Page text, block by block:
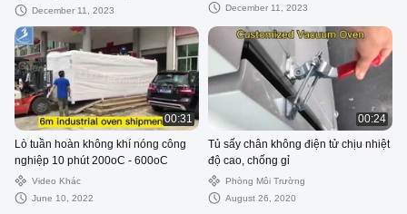
December 11, 2023
December 11, 2023
00:31
Lò tuần hoàn không khí nóng công
nghiệp 10 phút 200oC - 600oC
Video Khác
June 10, 2022
00:24
Tủ sấy chân không điện tử chịu nhiệt
độ cao, chống gỉ
Phòng Môi Trường
August 26, 2020